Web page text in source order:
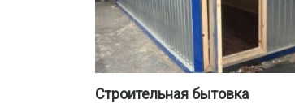
Строительная бытовка